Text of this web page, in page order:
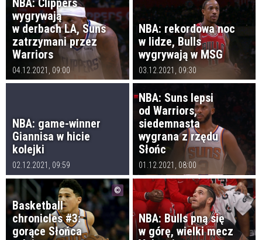
wygrywają
w derbach LA, Suns
zatrzymani przez
Warriors
04.12.2021, 09:00
NBA: rekordowa noc
w lidze, Bulls
wygrywają w MSG
03.12.2021, 09:30
NBA: game-winner
Giannisa w hicie
kolejki
02.12.2021, 09:59
NBA: Suns lepsi
od Warriors,
siedemnasta
wygrana z rzędu
Słońc
01.12.2021, 08:00
Basketball
chronicles #3:
gorące Słońca
NBA: Bulls pną się
w górę, wielki mecz